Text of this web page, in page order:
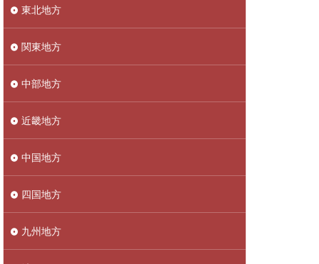
東北地方
関東地方
中部地方
近畿地方
中国地方
四国地方
九州地方